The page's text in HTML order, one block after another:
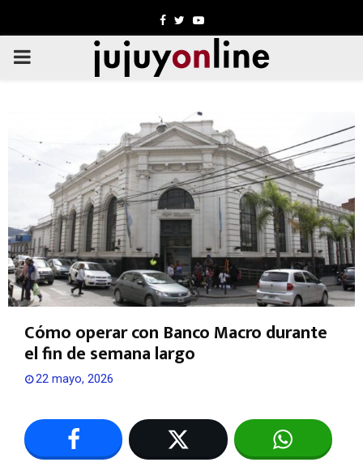
Facebook
TwitterYoutube
PRIMARY
Cómo operar con Banco Macro durante
el fin de semana largo
22 mayo, 2026